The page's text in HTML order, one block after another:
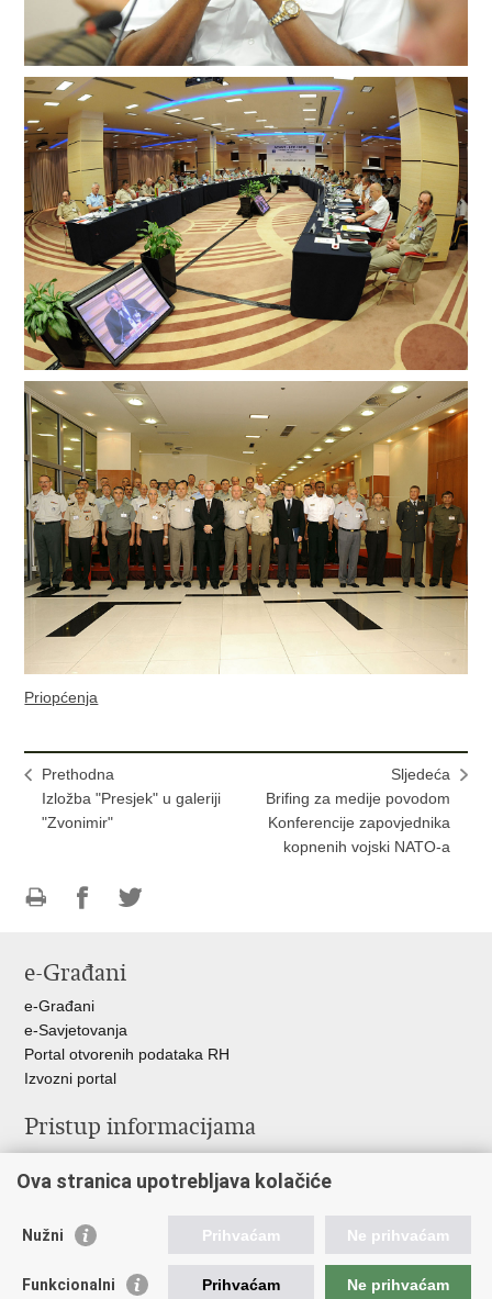
Priopćenja
Prethodna
Izložba "Presjek" u galeriji
"Zvonimir"
Sljedeća
Brifing za medije povodom
Konferencije zapovjednika
kopnenih vojski NATO-a
FacebookuTwitteru
e-Građani
e-Građani
e-Savjetovanja
Portal otvorenih podataka RH
Izvozni portal
Pristup informacijama
Izjava o pristupačnosti
Ravnopravnost spolova u MORH-u i OSRH
Ova stranica upotrebljava kolačiće
Nužni Prihvaćam Ne prihvaćam
Funkcionalni Prihvaćam Ne prihvaćam